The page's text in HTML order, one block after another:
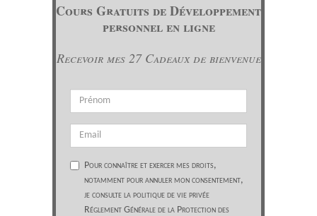
Cours Gratuits de Développement
personnel en ligne
Recevoir mes 27 Cadeaux de bienvenue
Pour connaître et exercer mes droits,
notamment pour annuler mon consentement,
je consulte la politique de vie privée
Réglement Générale de la Protection des